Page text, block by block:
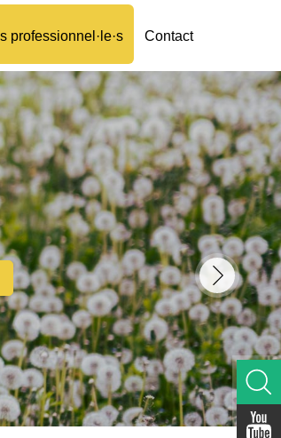
professionnel·le·s Contact